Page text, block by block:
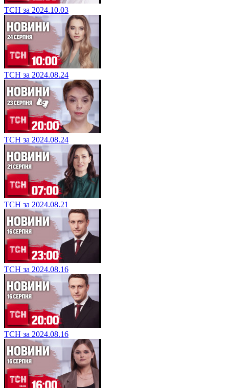
ТСН за 2024.10.03
ТСН за 2024.08.24
ТСН за 2024.08.24
ТСН за 2024.08.21
ТСН за 2024.08.16
ТСН за 2024.08.16